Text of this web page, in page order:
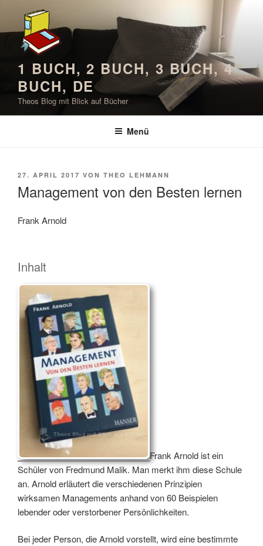
springen
1 BUCH, 2 BUCH, 3 BUCH, 4
BUCH, DE
Theos Blog mit Blick auf Bücher
Menü
VERÖFFENTLICHT
27. APRIL 2017 VON THEO LEHMANN
Management von den Besten lernen
Frank Arnold
Inhalt
Frank Arnold ist ein
Schüler von Fredmund Malik. Man merkt ihm diese Schule
an. Arnold erläutert die verschiedenen Prinzipien
wirksamen Managements anhand von 60 Beispielen
lebender oder verstorbener Persönlichkeiten.
Bei jeder Person, die Arnold vorstellt, wird eine bestimmte